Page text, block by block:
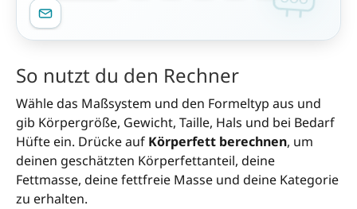
So nutzt du den Rechner
Wähle das Maßsystem und den Formeltyp aus und
gib Körpergröße, Gewicht, Taille, Hals und bei Bedarf
Hüfte ein. Drücke auf Körperfett berechnen, um
deinen geschätzten Körperfettanteil, deine
Fettmasse, deine fettfreie Masse und deine Kategorie
zu erhalten.